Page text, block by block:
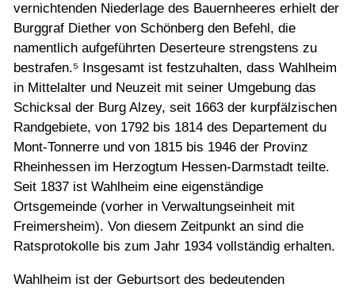
vernichtenden Niederlage des Bauernheeres erhielt der
Burggraf Diether von Schönberg den Befehl, die
namentlich aufgeführten Deserteure strengstens zu
bestrafen.⁵ Insgesamt ist festzuhalten, dass Wahlheim
in Mittelalter und Neuzeit mit seiner Umgebung das
Schicksal der Burg Alzey, seit 1663 der kurpfälzischen
Randgebiete, von 1792 bis 1814 des Departement du
Mont-Tonnerre und von 1815 bis 1946 der Provinz
Rheinhessen im Herzogtum Hessen-Darmstadt teilte.
Seit 1837 ist Wahlheim eine eigenständige
Ortsgemeinde (vorher in Verwaltungseinheit mit
Freimersheim). Von diesem Zeitpunkt an sind die
Ratsprotokolle bis zum Jahr 1934 vollständig erhalten.
Wahlheim ist der Geburtsort des bedeutenden